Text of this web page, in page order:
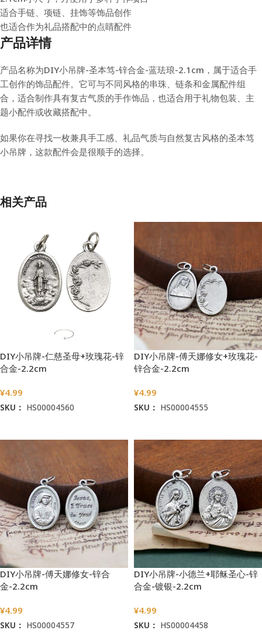
适合手链、项链、挂饰等饰品创作
也适合作为礼品搭配中的点睛配件
产品详情
产品名称为DIY小吊牌-圣本笃-锌合金-蓝珐琅-2.1cm，属于适合手
工创作的饰品配件。它可与不同风格的串珠、链条和金属配件组
合，适合制作具有复古气质的手作饰品，也适合用于礼物包装、主
题小配件或收藏搭配中。
如果你在寻找一枚兼具手工感、礼品气质与自然复古风格的圣本笃
小吊牌，这款配件会是很顺手的选择。
相关产品
DIY小吊牌-仁慈圣母+玫瑰花-锌
合金-2.2cm
¥4.99
SKU： HS00004560
DIY小吊牌-傅天娜修女+玫瑰花-
锌合金-2.2cm
¥4.99
SKU： HS00004555
DIY小吊牌-傅天娜修女-锌合
金-2.2cm
¥4.99
SKU： HS00004557
DIY小吊牌-小德兰+耶稣圣心-锌
合金-镀银-2.2cm
¥4.99
SKU： HS00004458